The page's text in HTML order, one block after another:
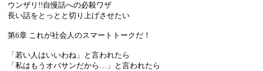
ウンザリ!!自慢話への必殺ワザ
長い話をとっとと切り上げさせたい
第6章 これが社会人のスマートトークだ！
「若い人はいいわね」と言われたら
「私はもうオバサンだから…」と言われたら